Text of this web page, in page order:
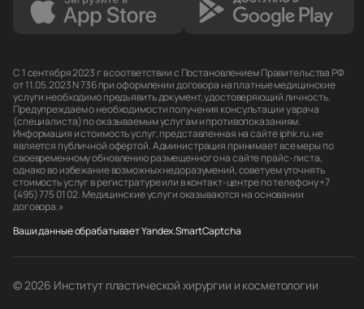
С 1 сентября 2023 г в соответствии с Постановлением Правительства РФ
от 11.05.2023 N 736 при оформлении договора на платные медицинские
услуги необходимо предъявить документ, удостоверяющий личность.
Предупреждаем о необходимости получения консультации у врача
(специалиста) по оказываемым услугам и противопоказаниям.
Информация и стоимость услуг, представленная на сайте iphk.ru, не
является публичной офертой. Администрация принимает все меры по
своевременному обновлению размещенного на сайте прайс-листа,
однако во избежание возможных недоразумений, советуем уточнять
стоимость услуг в регистратуре или в контакт-центре по телефону +7
(495) 775 01 02. Медицинские услуги оказываются на основании
договора.»
Ваши данные обрабатывает Yandex.SmartCaptcha
© 2026 Институт пластической хирургии и косметологии